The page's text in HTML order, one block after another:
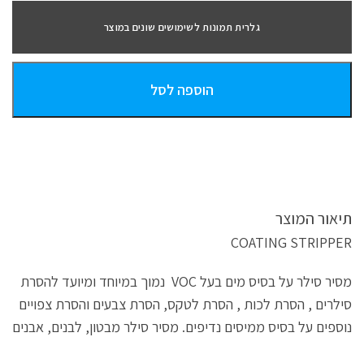
גלרית תמונות לשימושים שונים במוצר
הוספה לסל
תיאור המוצר
COATING STRIPPER
מסיר סילר על בסיס מים בעל VOC נמוך במיוחד ומיועד להסרת
סילרים , הסרת לכות , הסרת לטקס, הסרת צבעים והסרת צפויים
נוספים על בסיס ממיסים נדיפים. מסיר סילר מבטון, לבנים, אבנים